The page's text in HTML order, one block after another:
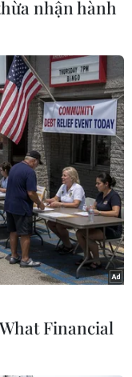
nhận hành
Financial